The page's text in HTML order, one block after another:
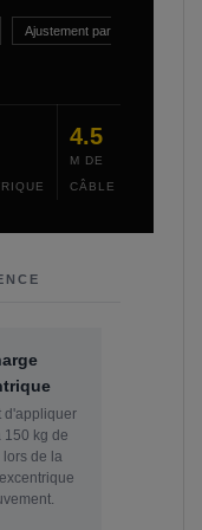
Ajustement par
4.5
M DE
CÂBLE
d'appliquer
150 kg de
lors de la